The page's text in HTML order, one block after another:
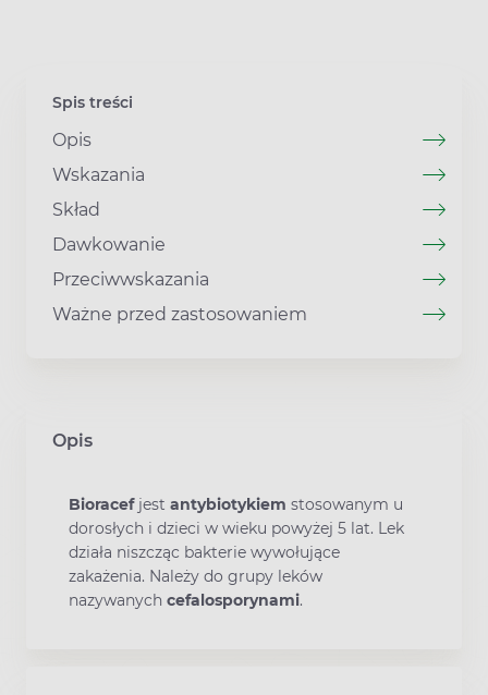
Spis treści
Opis
Wskazania
Skład
Dawkowanie
Przeciwwskazania
Ważne przed zastosowaniem
Opis
Bioracefjest antybiotykiem stosowanym u
dorosłych i dzieci w wieku powyżej 5 lat. Lek
działa niszcząc bakterie wywołujące
zakażenia. Należy do grupy leków
nazywanych cefalosporynami.